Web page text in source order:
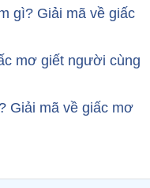
gì? Giải mã về giấc
mơ giết người cùng
Giải mã về giấc mơ